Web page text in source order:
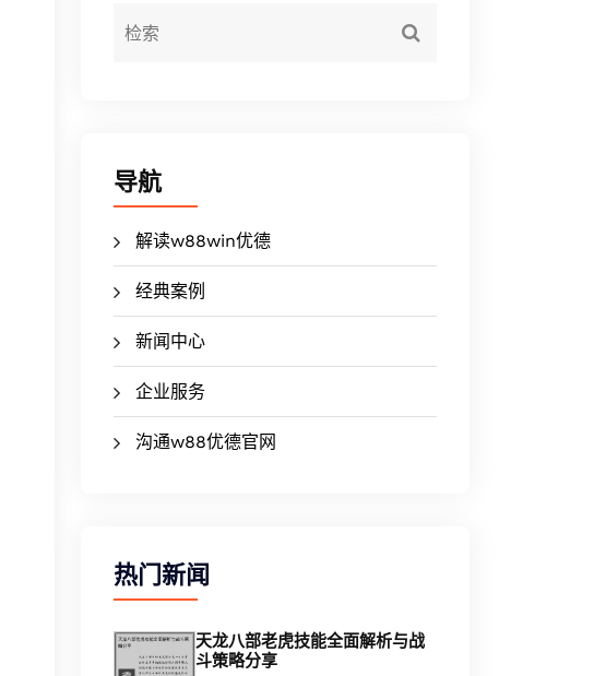
导航
解读w88win优德
经典案例
新闻中心
企业服务
沟通w88优德官网
热门新闻
天龙八部老虎技能全面解析与战
斗策略分享